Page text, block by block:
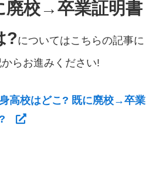
廃校→卒業証明書
?についてはこちらの記事に
らお進みください!
高校はどこ? 既に廃校→卒業
?